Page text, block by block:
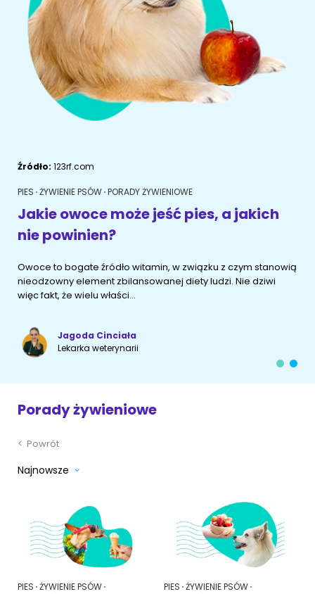
Porady żywieniowe
Przysmaki i suplementy
SZKOLENIE PSÓW
Szkolenie
MAM PSA
Życie z psem
Akcesoria dla psa
Sznaucer miniaturowy
Owczarek niemiecki
Wyszukiwarka ras psów
Karma
Porady żywieniowe
Przysmaki i suplementy
Zrozumieć kota
Mały kotek w domu
Życie z kotem
Szkolenie
Akcesoria dla kota
RASY KOTÓW
Kot syberyjski
Kot perski
Kot rosyjski niebieski
KONIE
RYBKI AKWARIOWE
OPIEKA DZIENNA
Znajdź petsittera
Źródło: 123rf.com
PIES ŻYWIENIE PSÓW PORADY ŻYWIENIOWE
Jakie owoce może jeść pies, a jakich
nie powinien?
Owoce to bogate źródło witamin, w związku z czym stanowią
nieodzowny element zbilansowanej diety ludzi. Nie dziwi
więc fakt, że wielu właści...
Jagoda Cinciała
Lekarka weterynarii
Porady żywieniowe
< Powrót
Najnowsze
PIES ŻYWIENIE PSÓW
PIES ŻYWIENIE PSÓW